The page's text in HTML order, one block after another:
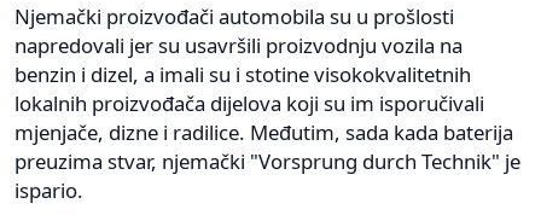
Njemački proizvođači automobila su u prošlosti
napredovali jer su usavršili proizvodnju vozila na
benzin i dizel, a imali su i stotine visokokvalitetnih
lokalnih proizvođača dijelova koji su im isporučivali
mjenjače, dizne i radilice. Međutim, sada kada baterija
preuzima stvar, njemački "Vorsprung durch Technik" je
ispario.